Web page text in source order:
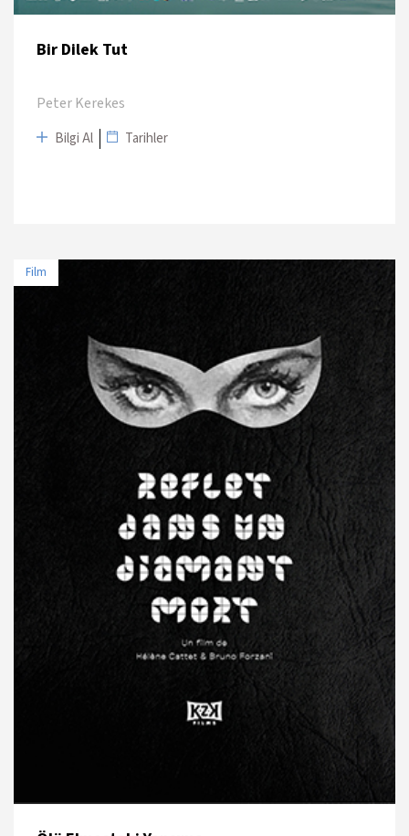
Bir Dilek Tut
Peter Kerekes
Bilgi Al Tarihler
Film
11 Nisan 2025 - 21:30 Cinewam City's 3
15 Nisan 2025 - 11:00 Atlas 1948
22 Nisan 2025 - 19:00 Paribu Cineverse Nautilus